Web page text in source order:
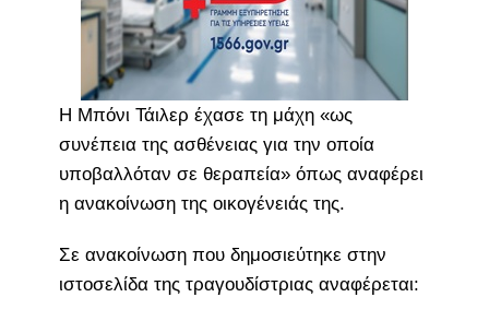
Η Μπόνι Τάιλερ έχασε τη μάχη «ως
συνέπεια της ασθένειας για την οποία
υποβαλλόταν σε θεραπεία» όπως αναφέρει
η ανακοίνωση της οικογένειάς της.
Σε ανακοίνωση που δημοσιεύτηκε στην
ιστοσελίδα της τραγουδίστριας αναφέρεται: